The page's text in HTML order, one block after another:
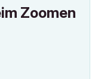
Zoomen